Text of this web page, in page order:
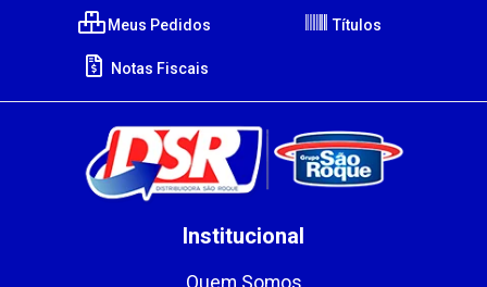
Meus Pedidos Títulos
Notas Fiscais
Institucional
Quem Somos